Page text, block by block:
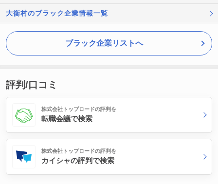
大衡村のブラック企業情報一覧
ブラック企業リストへ
評判/口コミ
株式会社トップロードの評判を
転職会議で検索
株式会社トップロードの評判を
カイシャの評判で検索